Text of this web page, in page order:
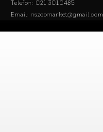
Telefon: 021 3010485
Email: nszoomarket@gmail.com